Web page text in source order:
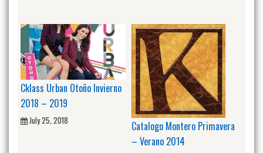
Cklass Urban Otoño Invierno
2018 – 2019
July 25, 2018
Catalogo Montero Primavera
– Verano 2014